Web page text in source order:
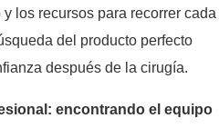
los recursos para recorrer cada
del producto perfecto
después de la cirugía.
encontrando el equipo